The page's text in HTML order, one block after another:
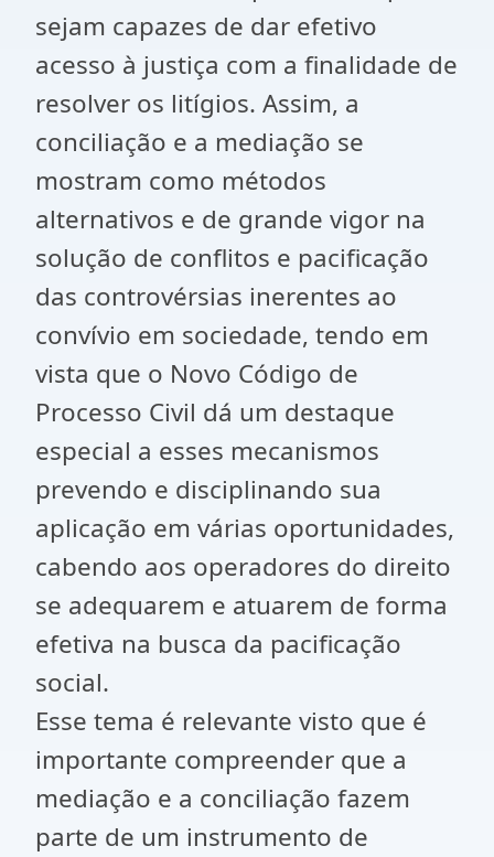
sejam capazes de dar efetivo
acesso à justiça com a finalidade de
resolver os litígios. Assim, a
conciliação e a mediação se
mostram como métodos
alternativos e de grande vigor na
solução de conflitos e pacificação
das controvérsias inerentes ao
convívio em sociedade, tendo em
vista que o Novo Código de
Processo Civil dá um destaque
especial a esses mecanismos
prevendo e disciplinando sua
aplicação em várias oportunidades,
cabendo aos operadores do direito
se adequarem e atuarem de forma
efetiva na busca da pacificação
social.
Esse tema é relevante visto que é
importante compreender que a
mediação e a conciliação fazem
parte de um instrumento de